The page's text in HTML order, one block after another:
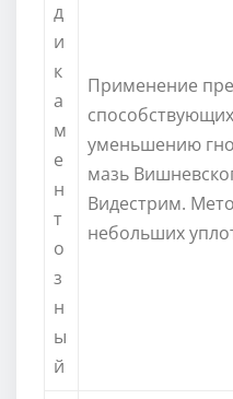
д
и
к
а
м
е
н
т
о
з
н
ы
й
Применение
уменьшению
мазь
Видестрим.
небольших